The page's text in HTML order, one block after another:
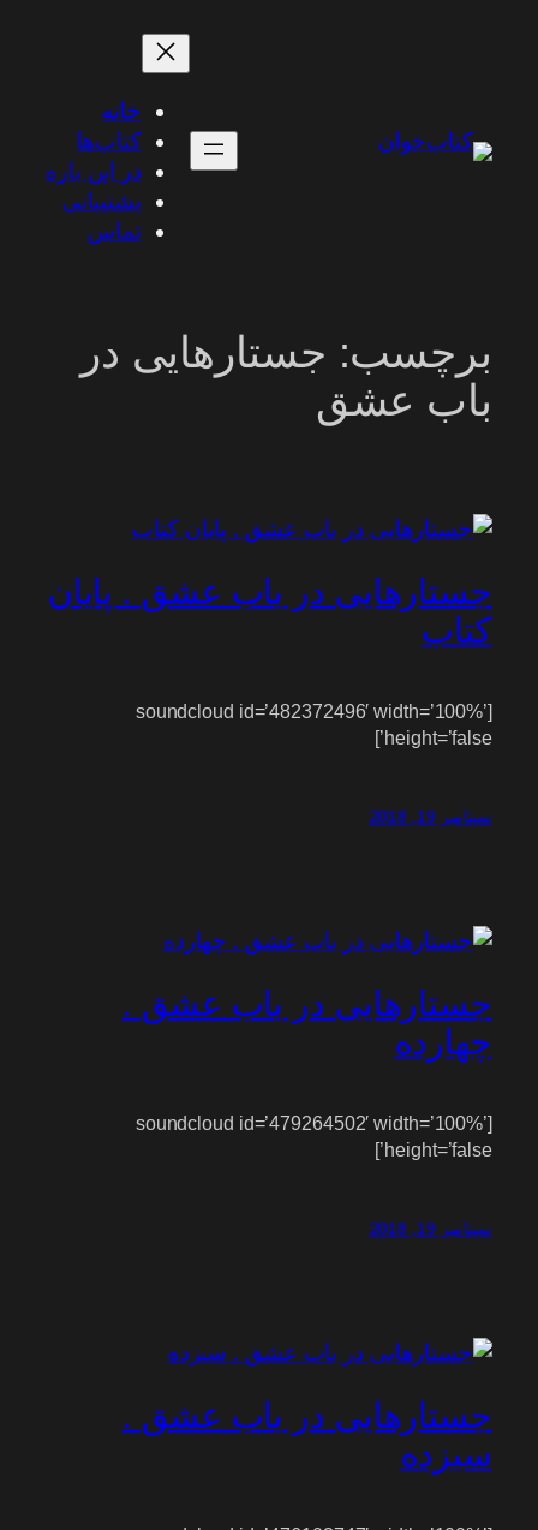
خانه
کتاب‌ها
در این باره
پشتیبانی
تماس
برچسب: جستارهایی در
باب عشق
جستارهایی در باب عشق . پایان
کتاب
[soundcloud id=’482372496′ width=’100%’
height=’false’]
سپتامبر 19, 2018
جستارهایی در باب عشق .
چهارده
[soundcloud id=’479264502′ width=’100%’
height=’false’]
سپتامبر 19, 2018
جستارهایی در باب عشق .
سیزده